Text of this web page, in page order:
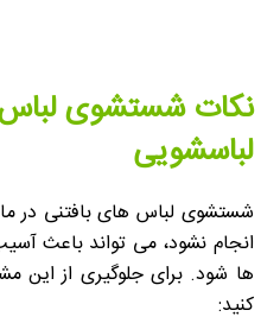
نکات شستشوی لباس
لباسشویی
شستشوی لباس های بافتنی در
انجام نشود، می تواند باعث
ها شود. برای جلوگیری از این
کنید: